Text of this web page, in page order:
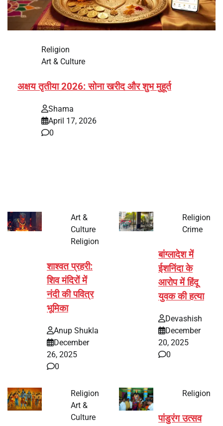
Religion
Art & Culture
अक्षय तृतीया 2026: सोना खरीद और शुभ मुहूर्त
Shama
April 17, 2026
0
Art &
Culture
Religion
शाश्वत प्रहरी:
शिव मंदिरों में
नंदी की पवित्र
भूमिका
Anup Shukla
December
26, 2025
0
Religion
Crime
बांग्लादेश में
ईशनिंदा के
आरोप में हिंदू
युवक की हत्या
Devashish
December
20, 2025
0
Religion
Art &
Culture
Religion
पांडुरंग उत्सव